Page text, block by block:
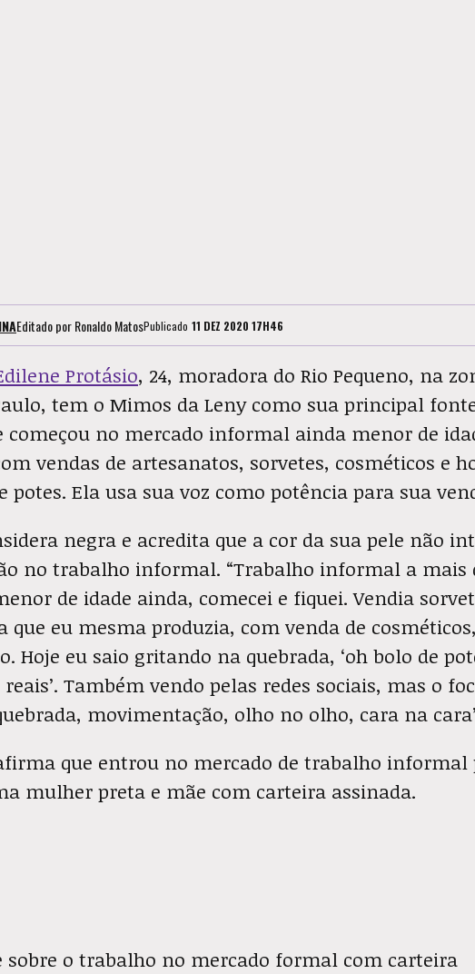
Editado porRonaldo MatosPublicado 11 DEZ 2020 17H46
Protásio, 24, moradora do Rio Pequeno, na
tem o Mimos da Leny como sua principal
começou no mercado informal ainda menor de
vendas de artesanatos, sorvetes, cosméticos e
potes. Ela usa sua voz como potência para sua
negra e acredita que a cor da sua pele não
no trabalho informal. “Trabalho informal a mais
de idade ainda, comecei e fiquei. Vendia
que eu mesma produzia, com venda de
Hoje eu saio gritando na quebrada, ‘oh bolo de
Também vendo pelas redes sociais, mas o
movimentação, olho no olho, cara na
que entrou no mercado de trabalho informal
mulher preta e mãe com carteira assinada.
sobre o trabalho no mercado formal com carteira